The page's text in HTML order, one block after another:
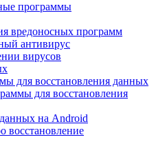
программы
вредоносных программ
антивирус
вирусов
для восстановления данных
для восстановления
на Android
восстановление